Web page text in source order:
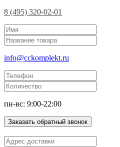
8 (495) 320-02-01
info@cckomplekt.ru
пн-вс: 9:00-22:00
Заказать обратный звонок